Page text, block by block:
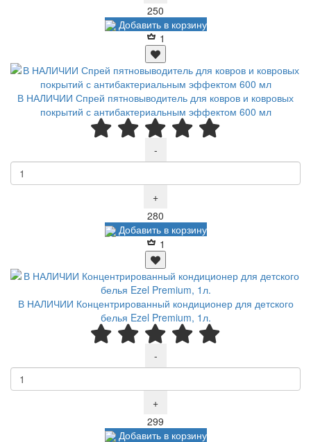
250
Добавить в корзину
1
В НАЛИЧИИ Спрей пятновыводитель для ковров и ковровых
покрытий с антибактериальным эффектом 600 мл
-
+
280
Добавить в корзину
1
В НАЛИЧИИ Концентрированный кондиционер для детского
белья Ezel Premium, 1л.
-
+
299
Добавить в корзину